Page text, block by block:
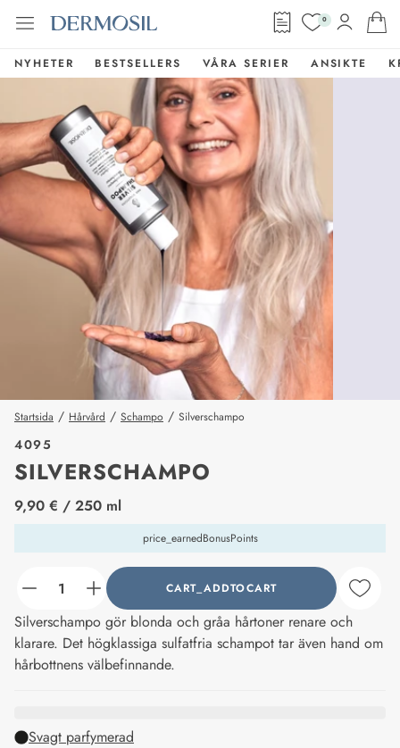
0
NYHETER BESTSELLERS VÅRA SERIER ANSIKTE
Startsida / Hårvård / Schampo / Silverschampo
4095
SILVERSCHAMPO
price_label
9,90 € / 250 ml
price_earnedBonusPoints
counter_current CART_ADDTOCART
Silverschampo gör blonda och gråa hårtoner renare och
klarare. Det högklassiga sulfatfria schampot tar även hand om
hårbottnens välbefinnande.
Svagt parfymerad